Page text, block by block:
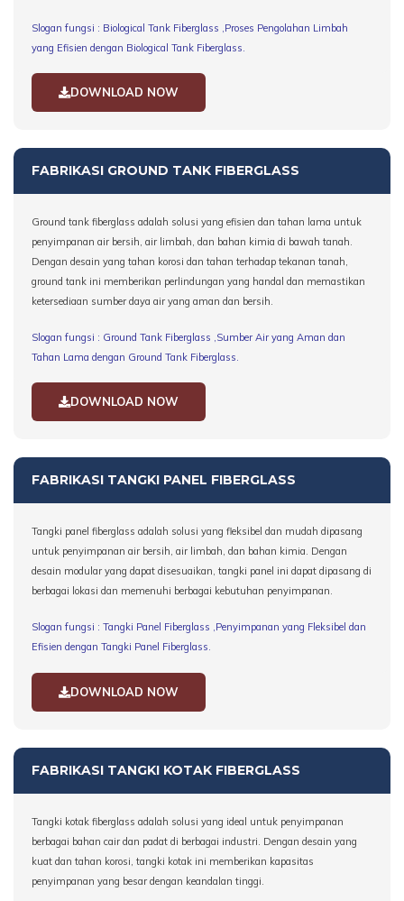
Slogan fungsi : Biological Tank Fiberglass ,Proses Pengolahan Limbah
yang Efisien dengan Biological Tank Fiberglass.
DOWNLOAD NOW
FABRIKASI GROUND TANK FIBERGLASS
Ground tank fiberglass adalah solusi yang efisien dan tahan lama untuk
penyimpanan air bersih, air limbah, dan bahan kimia di bawah tanah.
Dengan desain yang tahan korosi dan tahan terhadap tekanan tanah,
ground tank ini memberikan perlindungan yang handal dan memastikan
ketersediaan sumber daya air yang aman dan bersih.
Slogan fungsi : Ground Tank Fiberglass ,Sumber Air yang Aman dan
Tahan Lama dengan Ground Tank Fiberglass.
DOWNLOAD NOW
FABRIKASI TANGKI PANEL FIBERGLASS
Tangki panel fiberglass adalah solusi yang fleksibel dan mudah dipasang
untuk penyimpanan air bersih, air limbah, dan bahan kimia. Dengan
desain modular yang dapat disesuaikan, tangki panel ini dapat dipasang di
berbagai lokasi dan memenuhi berbagai kebutuhan penyimpanan.
Slogan fungsi : Tangki Panel Fiberglass ,Penyimpanan yang Fleksibel dan
Efisien dengan Tangki Panel Fiberglass.
DOWNLOAD NOW
FABRIKASI TANGKI KOTAK FIBERGLASS
Tangki kotak fiberglass adalah solusi yang ideal untuk penyimpanan
berbagai bahan cair dan padat di berbagai industri. Dengan desain yang
kuat dan tahan korosi, tangki kotak ini memberikan kapasitas
penyimpanan yang besar dengan keandalan tinggi.